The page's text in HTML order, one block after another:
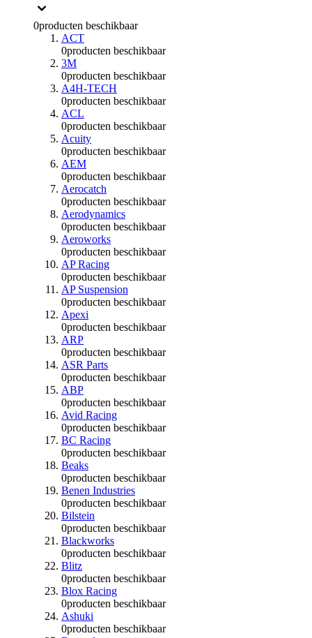
0producten beschikbaar
ACT
0producten beschikbaar
3M
0producten beschikbaar
A4H-TECH
0producten beschikbaar
ACL
0producten beschikbaar
Acuity
0producten beschikbaar
AEM
0producten beschikbaar
Aerocatch
0producten beschikbaar
Aerodynamics
0producten beschikbaar
Aeroworks
0producten beschikbaar
AP Racing
0producten beschikbaar
AP Suspension
0producten beschikbaar
Apexi
0producten beschikbaar
ARP
0producten beschikbaar
ASR Parts
0producten beschikbaar
ABP
0producten beschikbaar
Avid Racing
0producten beschikbaar
BC Racing
0producten beschikbaar
Beaks
0producten beschikbaar
Benen Industries
0producten beschikbaar
Bilstein
0producten beschikbaar
Blackworks
0producten beschikbaar
Blitz
0producten beschikbaar
Blox Racing
0producten beschikbaar
Ashuki
0producten beschikbaar